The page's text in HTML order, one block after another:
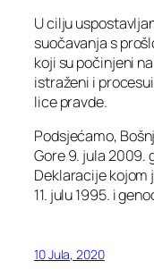
U cilju
suočavanja s
koji su počinjeni
istraženi i
lice pravde.
Podsjećamo,
Gore 9. jula 2009.
Deklaracije kojom
11. julu 1995. i
10 Jula, 2020